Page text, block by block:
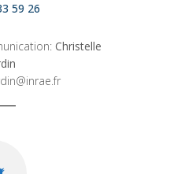
59 26
Christelle